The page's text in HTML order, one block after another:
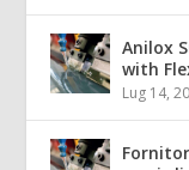
Anilox
with
Lug 14,